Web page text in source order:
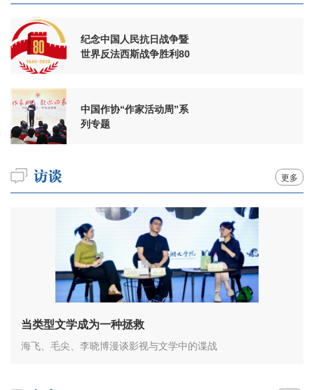
纪念中国人民抗日战争暨
世界反法西斯战争胜利80
中国作协“作家活动周”系
列专题
更多
当类型文学成为一种拯救
海飞、毛尖、李晓博漫谈影视与文学中的谍战